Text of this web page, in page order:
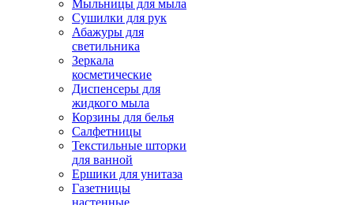
Мыльницы для мыла
Сушилки для рук
Абажуры для
светильника
Зеркала
косметические
Диспенсеры для
жидкого мыла
Корзины для белья
Салфетницы
Текстильные шторки
для ванной
Ершики для унитаза
Газетницы
настенные